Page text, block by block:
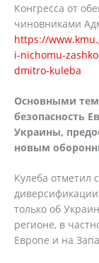
Конгресса от
чиновниками
https://
i-nichomu-
dmitro-kuleba
Основными
безопасность
Украины,
новым
Кулеба отметил
только об
регионе, в
Европе и на